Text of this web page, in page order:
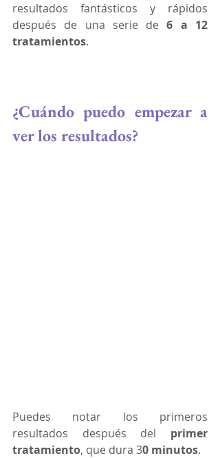
resultados fantásticos y rápidos
después de una serie de 6 a 12
tratamientos.
¿Cuándo puedo empezar a
ver los resultados?
Puedes notar los primeros
resultados después del primer
tratamiento, que dura 30 minutos.